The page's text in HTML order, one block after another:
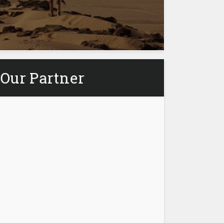
Our Partner